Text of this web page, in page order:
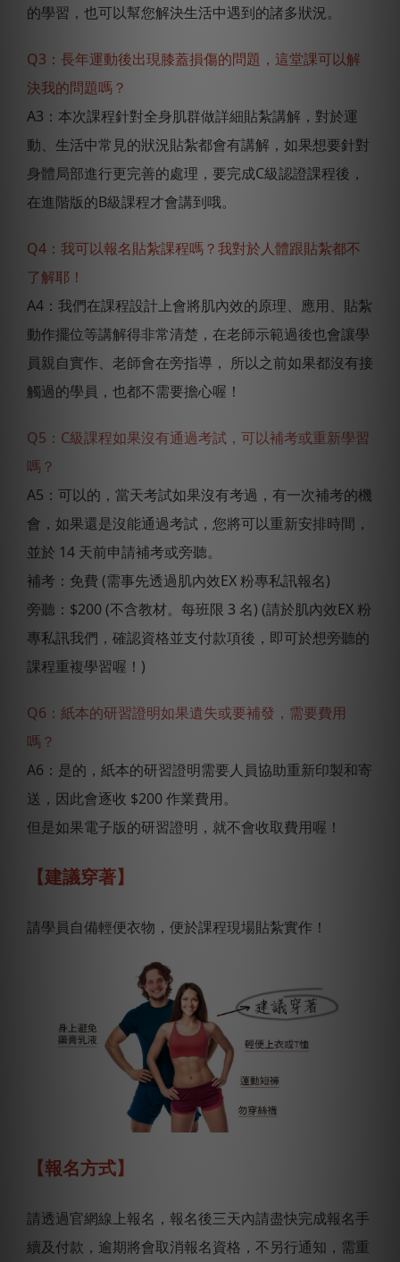
的學習，也可以幫您解決生活中遇到的諸多狀況。
Q3：長年運動後出現膝蓋損傷的問題，這堂課可以解
決我的問題嗎？
A3：本次課程針對全身肌群做詳細貼紮講解，對於運
動、生活中常見的狀況貼紮都會有講解，如果想要針對
身體局部進行更完善的處理，要完成C級認證課程後，
在進階版的B級課程才會講到哦。
Q4：我可以報名貼紮課程嗎？我對於人體跟貼紮都不
了解耶！
A4：我們在課程設計上會將肌內效的原理、應用、貼紮
動作擺位等講解得非常清楚，在老師示範過後也會讓學
員親自實作、老師會在旁指導， 所以之前如果都沒有接
觸過的學員，也都不需要擔心喔！
Q5：C級課程如果沒有通過考試，可以補考或重新學習
嗎？
A5：可以的，當天考試如果沒有考過，有一次補考的機
會，如果還是沒能通過考試，您將可以重新安排時間，
並於 14 天前申請補考或旁聽。
補考：免費 (需事先透過肌內效EX 粉專私訊報名)
旁聽：$200 (不含教材。每班限 3 名) (請於肌內效EX 粉
專私訊我們，確認資格並支付款項後，即可於想旁聽的
課程重複學習喔！)
Q6：紙本的研習證明如果遺失或要補發，需要費用
嗎？
A6：是的，紙本的研習證明需要人員協助重新印製和寄
送，因此會逐收 $200 作業費用。
但是如果電子版的研習證明，就不會收取費用喔！
【建議穿著】
請學員自備輕便衣物，便於課程現場貼紮實作！
【報名方式】
請透過官網線上報名，報名後三天內請盡快完成報名手
續及付款，逾期將會取消報名資格，不另行通知，需重